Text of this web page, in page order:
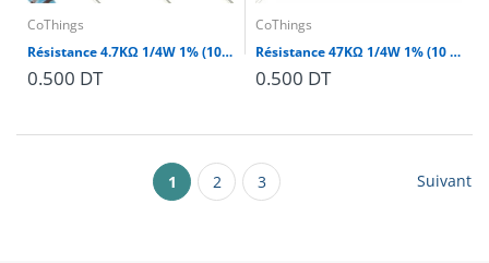
CoThings
Résistance 4.7KΩ 1/4W 1% (10 pièces)
0.500 DT
CoThings
Résistance 47KΩ 1/4W 1% (10 pièces)
0.500 DT
1 2 3 Suivant